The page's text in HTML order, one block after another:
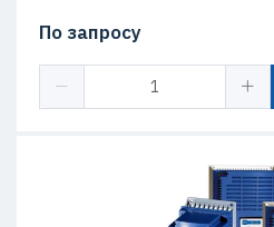
По запросу